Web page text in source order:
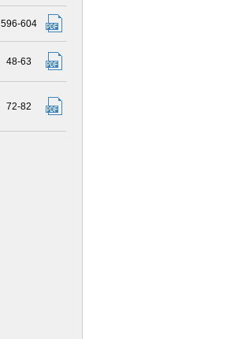
596-604
48-63
72-82